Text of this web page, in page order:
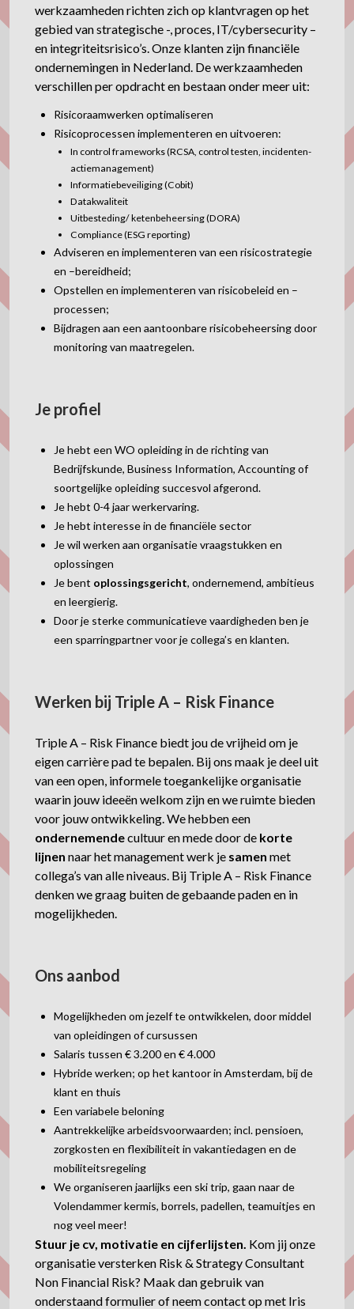
werkzaamheden richten zich op klantvragen op het
gebied van strategische -, proces, IT/cybersecurity –
en integriteitsrisico’s. Onze klanten zijn financiële
ondernemingen in Nederland. De werkzaamheden
verschillen per opdracht en bestaan onder meer uit:
Risicoraamwerken optimaliseren
Risicoprocessen implementeren en uitvoeren:
In control frameworks (RCSA, control testen, incidenten-
actiemanagement)
Informatiebeveiliging (Cobit)
Datakwaliteit
Uitbesteding/ ketenbeheersing (DORA)
Compliance (ESG reporting)
Adviseren en implementeren van een risicostrategie
en –bereidheid;
Opstellen en implementeren van risicobeleid en –
processen;
Bijdragen aan een aantoonbare risicobeheersing door
monitoring van maatregelen.
Je profiel
Je hebt een WO opleiding in de richting van
Bedrijfskunde, Business Information, Accounting of
soortgelijke opleiding succesvol afgerond.
Je hebt 0-4 jaar werkervaring.
Je hebt interesse in de financiële sector
Je wil werken aan organisatie vraagstukken en
oplossingen
Je bent oplossingsgericht, ondernemend, ambitieus
en leergierig.
Door je sterke communicatieve vaardigheden ben je
een sparringpartner voor je collega’s en klanten.
Werken bij Triple A – Risk Finance
Triple A – Risk Finance biedt jou de vrijheid om je
eigen carrière pad te bepalen. Bij ons maak je deel uit
van een open, informele toegankelijke organisatie
waarin jouw ideeën welkom zijn en we ruimte bieden
voor jouw ontwikkeling. We hebben een
ondernemendecultuur en mede door de korte
lijnen naar het management werk je samen met
collega’s van alle niveaus. Bij Triple A – Risk Finance
denken we graag buiten de gebaande paden en in
mogelijkheden.
Ons aanbod
Mogelijkheden om jezelf te ontwikkelen, door middel
van opleidingen of cursussen
Salaris tussen € 3.200 en € 4.000
Hybride werken; op het kantoor in Amsterdam, bij de
klant en thuis
Een variabele beloning
Aantrekkelijke arbeidsvoorwaarden; incl. pensioen,
zorgkosten en flexibiliteit in vakantiedagen en de
mobiliteitsregeling
We organiseren jaarlijks een ski trip, gaan naar de
Volendammer kermis, borrels, padellen, teamuitjes en
nog veel meer!
Stuur je cv, motivatie en cijferlijsten. Kom jij onze
organisatie versterken Risk & Strategy Consultant
Non Financial Risk? Maak dan gebruik van
onderstaand formulier of neem contact op met Iris